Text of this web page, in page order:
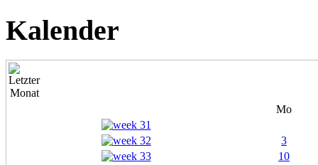
Kalender
Mo
3
10